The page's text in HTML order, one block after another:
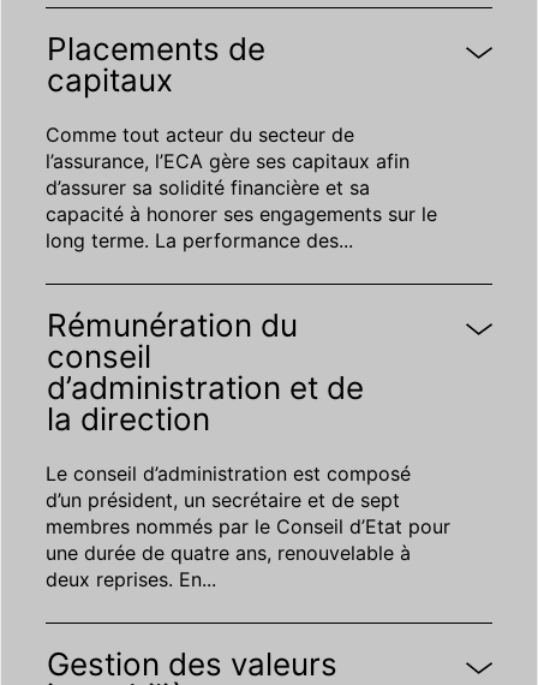
Placements de
capitaux
Comme tout acteur du secteur de
l’assurance, l’ECA gère ses capitaux afin
d’assurer sa solidité financière et sa
capacité à honorer ses engagements sur le
long terme. La performance des...
Rémunération du
conseil
d’administration et de
la direction
Le conseil d’administration est composé
d’un président, un secrétaire et de sept
membres nommés par le Conseil d’Etat pour
une durée de quatre ans, renouvelable à
deux reprises. En...
Gestion des valeurs